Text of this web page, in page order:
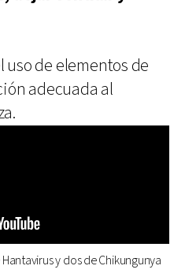
uso de elementos de
adecuada al
y dos de Chikungunya